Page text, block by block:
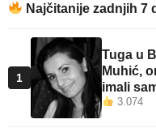
Najčitanije zadnjih 7
1
Tuga u
Muhić,
imali
3.074